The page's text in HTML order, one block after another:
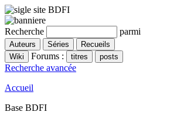
Recherche parmi
Forums :
Recherche avancée
Accueil
Base BDFI